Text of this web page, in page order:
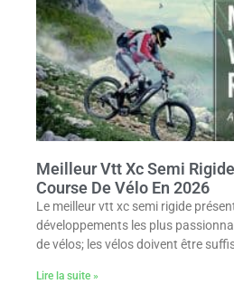
Meilleur Vtt Xc Semi
Course De Vélo En 2026
Le meilleur vtt xc semi rigide
développements les plus
de vélos; les vélos doivent être
Lire la suite »